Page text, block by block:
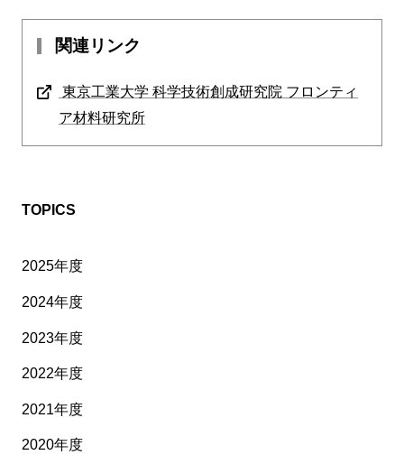
関連リンク
東京工業大学 科学技術創成研究院 フロンティ
ア材料研究所
TOPICS
2025年度
2024年度
2023年度
2022年度
2021年度
2020年度